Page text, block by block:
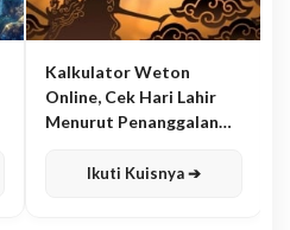
Kalkulator Weton
Online, Cek Hari Lahir
Menurut Penanggalan
Ikuti Kuisnya ➔